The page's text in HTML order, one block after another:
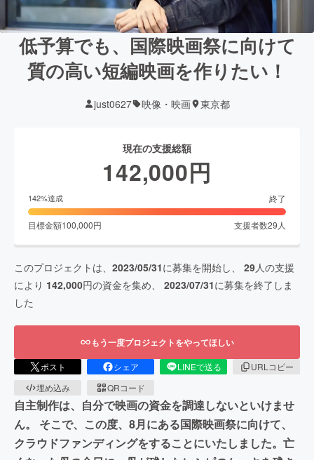
低予算でも、国際映画祭に向けて
質の高い短編映画を作りたい！
just0627 映像・映画 東京都
現在の支援総額
142,000円
142%達成 終了
目標金額100,000円 支援者数29 人
このプロジェクトは、 2023/05/31に募集を開始し、 29人の支援
により 142,000円の資金を集め、 2023/07/31に募集を終了しま
した
もう一度プロジェクトをやってほしい
ポスト シェア LINEで送る
URLコピー
埋め込み
QRコード
自主制作は、自分で映画の資金を調達しないといけませ
ん。 そこで、この度、8月にある国際映画祭に向けて、
クラウドファンディングをすることにいたしました。亡